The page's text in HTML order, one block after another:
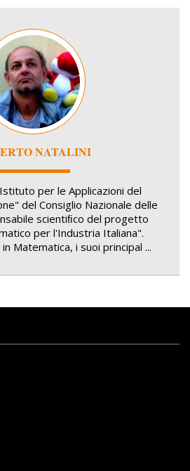
NATALINI
per le Applicazioni del
del Consiglio Nazionale delle
scientiﬁco del progetto
per l'Industria Italiana".
Matematica, i suoi principal ...